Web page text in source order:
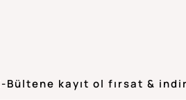
Bültene kayıt ol fırsat &